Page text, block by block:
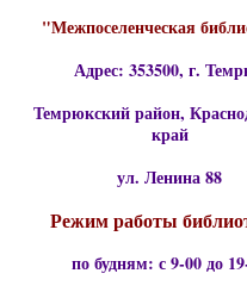
"Межпоселенческая
Адрес: 353500, г.
Темрюкский район,
край
ул. Ленина 88
Режим работы
по будням: с 9-00 до